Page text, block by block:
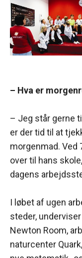
– Hva er
– Jeg står gerne
er der tid til at
morgenmad. Ved
over til hans
dagens
I løbet af ugen
steder,
Newton Room,
naturcenter